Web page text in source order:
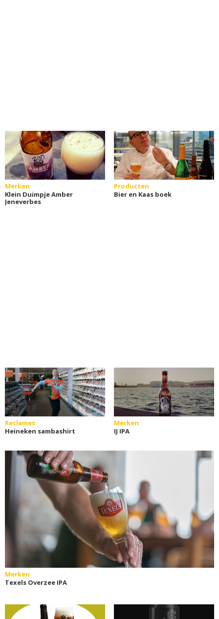
Merken
Klein Duimpje Amber
Jeneverbes
Producten
Bier en Kaas boek
Reclames
Heineken sambashirt
Merken
IJ IPA
Merken
Texels Overzee IPA